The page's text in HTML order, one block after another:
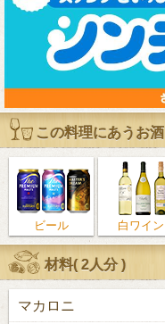
この料理にあうお酒
ビール 白ワイン
材料(2人分)
マカロニ